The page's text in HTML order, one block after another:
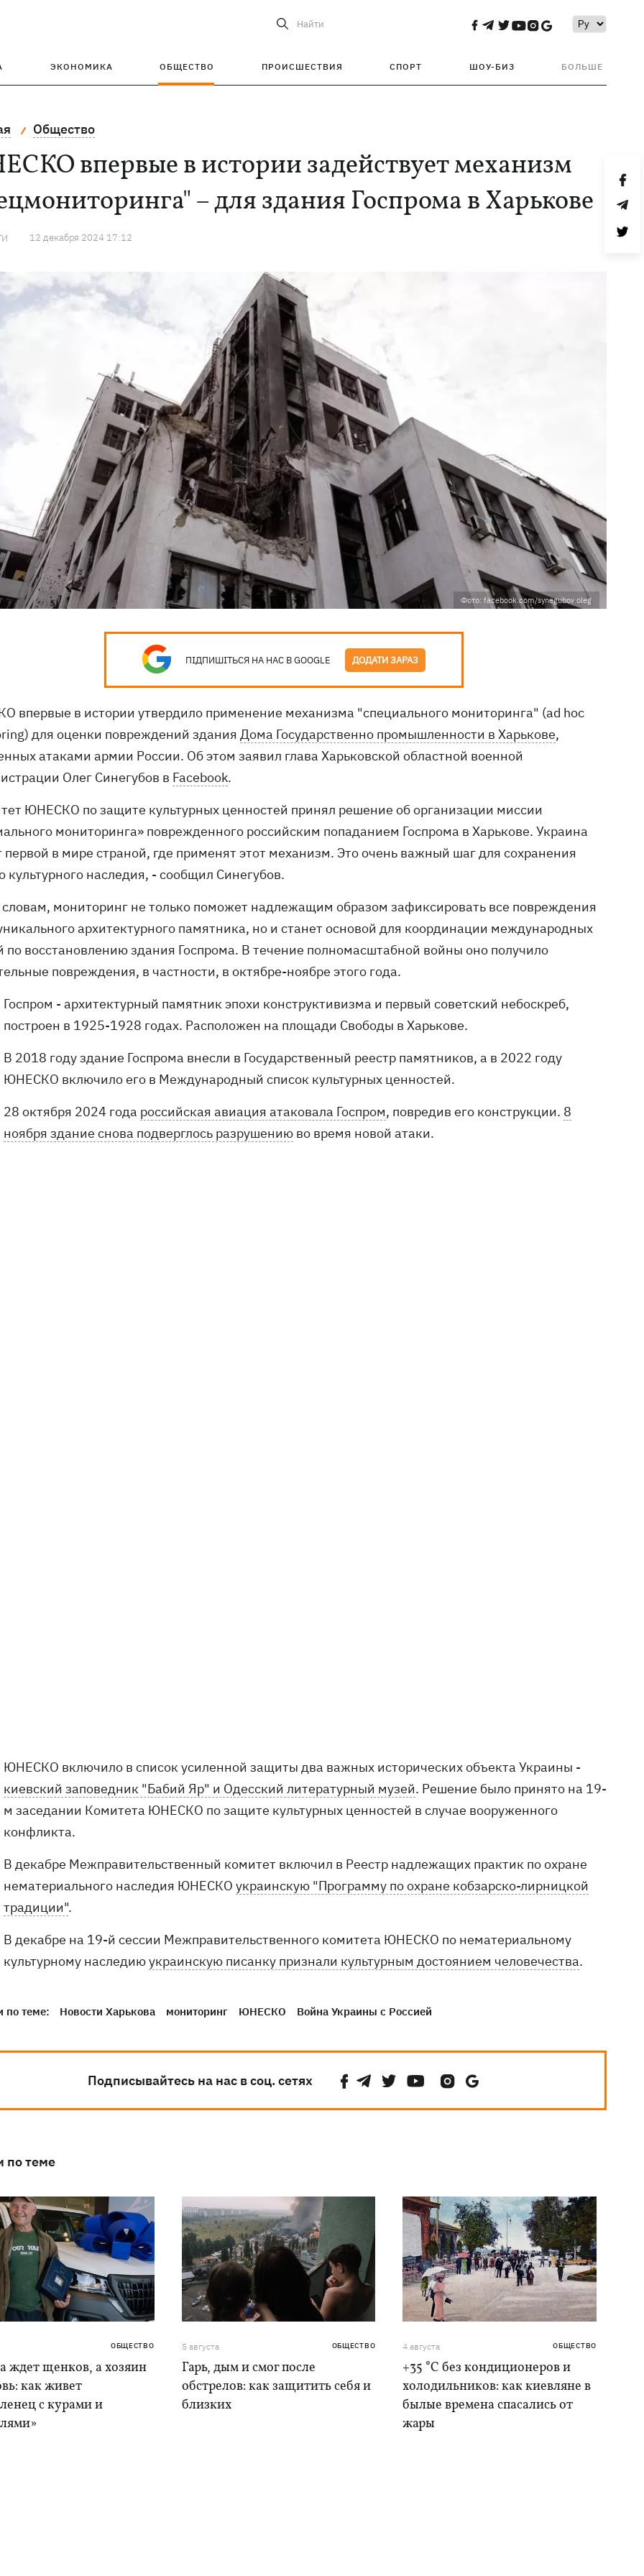
Найти
ЭКОНОМИКА ОБЩЕСТВО ПРОИСШЕСТВИЯ СПОРТ ШОУ-БИЗ БОЛЬШЕ
Общество
впервые в истории задействует механизм
– для здания Госпрома в Харькове
12 декабря 2024 17:12
Фото: facebook.com/synegubov.oleg
ПІДПИШІТЬСЯ НА НАС В GOOGLE ДОДАТИ ЗАРАЗ
впервые в истории утвердило применение механизма "специального мониторинга" (ad hoc
для оценки повреждений здания Дома Государственно промышленности в Харькове,
атаками армии России. Об этом заявил глава Харьковской областной военной
Олег Синегубов в Facebook.
ЮНЕСКО по защите культурных ценностей принял решение об организации миссии
мониторинга» поврежденного российским попаданием Госпрома в Харькове. Украина
первой в мире страной, где применят этот механизм. Это очень важный шаг для сохранения
культурного наследия, - сообщил Синегубов.
словам, мониторинг не только поможет надлежащим образом зафиксировать все повреждения
архитектурного памятника, но и станет основой для координации международных
по восстановлению здания Госпрома. В течение полномасштабной войны оно получило
повреждения, в частности, в октябре-ноябре этого года.
Госпром - архитектурный памятник эпохи конструктивизма и первый советский небоскреб,
построен в 1925-1928 годах. Расположен на площади Свободы в Харькове.
В 2018 году здание Госпрома внесли в Государственный реестр памятников, а в 2022 году
ЮНЕСКО включило его в Международный список культурных ценностей.
28 октября 2024 года российская авиация атаковала Госпром, повредив его конструкции. 8
ноября здание снова подверглось разрушению во время новой атаки.
ЮНЕСКО включило в список усиленной защиты два важных исторических объекта Украины -
киевский заповедник "Бабий Яр" и Одесский литературный музей. Решение было принято на 19-
м заседании Комитета ЮНЕСКО по защите культурных ценностей в случае вооруженного
конфликта.
В декабре Межправительственный комитет включил в Реестр надлежащих практик по охране
нематериального наследия ЮНЕСКО украинскую "Программу по охране кобзарско-лирницкой
традиции".
В декабре на 19-й сессии Межправительственного комитета ЮНЕСКО по нематериальному
культурному наследиюукраинскую писанку признали культурным достоянием человечества.
по теме: Новости Харькова мониторинг ЮНЕСКО Война Украины с Россией
Подписывайтесь на нас в соц. сетях
по теме
ОБЩЕСТВО
ждет щенков, а хозяин
как живет
с курами и
5 августа ОБЩЕСТВО
Гарь, дым и смог после
обстрелов: как защитить себя и
близких
4 августа ОБЩЕСТВО
+35 °C без кондиционеров и
холодильников: как киевляне в
былые времена спасались от
жары